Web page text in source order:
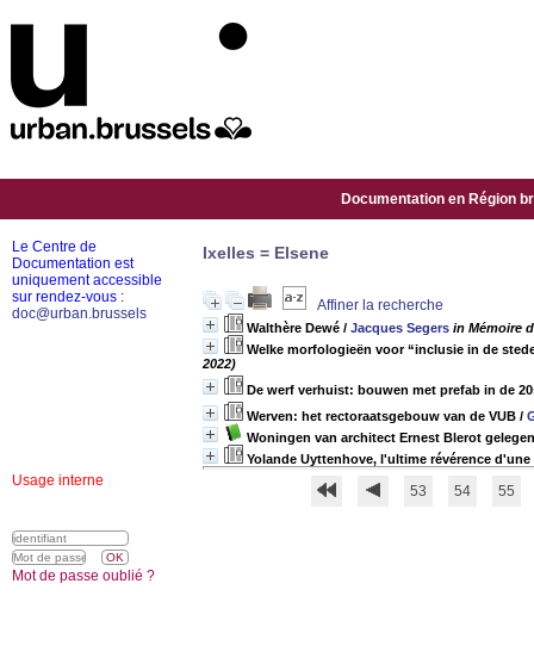
Documentation en Région
Ixelles = Elsene
Affiner la recherche
Walthère Dewé / Jacques Segers in Mémoire
Welke morfologieën voor “inclusie in de
2022)
De werf verhuist: bouwen met prefab in de
Werven: het rectoraatsgebouw van de VUB /
Woningen van architect Ernest Blerot
Yolande Uyttenhove, l'ultime révérence d'une
53 54 55
Le Centre de
Documentation est
uniquement accessible
sur rendez-vous :
doc@urban.brussels
Usage interne
Mot de passe oublié ?